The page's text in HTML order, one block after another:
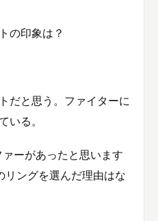
の印象は？
だと思う。ファイターに
いる。
ーがあったと思います
リングを選んだ理由はな